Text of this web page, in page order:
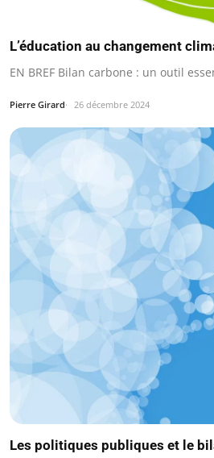
L’éducation au changement
EN BREF Bilan carbone : un outil
Pierre Girard 26 décembre 2024
Les politiques publiques et le